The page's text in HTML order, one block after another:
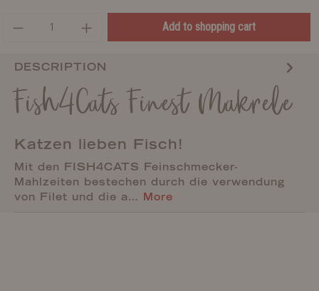
Add to shopping cart
DESCRIPTION
Fish4Cats Finest Makrele
Katzen lieben Fisch!
Mit den FISH4CATS Feinschmecker-
Mahlzeiten bestechen durch die verwendung
von Filet und die a… More